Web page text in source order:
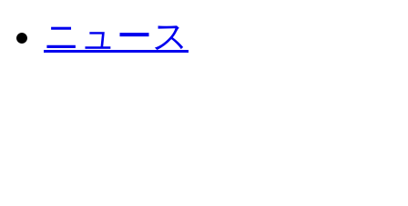
ニュース